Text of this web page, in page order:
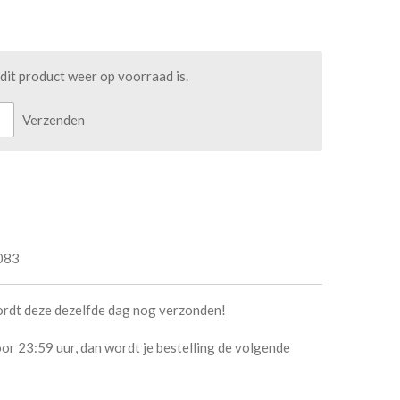
product weer op voorraad is.
Verzenden
deze dezelfde dag nog verzonden!
23:59 uur, dan wordt je bestelling de volgende